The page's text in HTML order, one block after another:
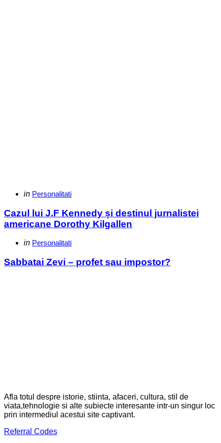
Categories
Posted
in Personalitati
Cazul lui J.F Kennedy și destinul jurnalistei
americane Dorothy Kilgallen
Categories
Posted
in Personalitati
Sabbatai Zevi – profet sau impostor?
Afla totul despre istorie, stiinta, afaceri, cultura, stil de
viata,tehnologie si alte subiecte interesante intr-un singur loc
prin intermediul acestui site captivant.
Referral Codes